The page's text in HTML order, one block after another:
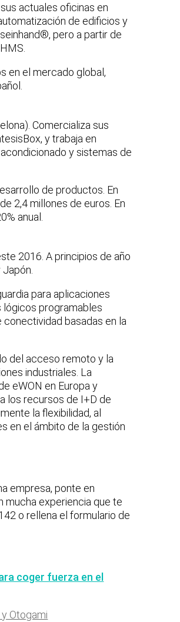
actuales oficinas en
de edificios y
pero a partir de
en el mercado global,
Comercializa sus
y trabaja en
y sistemas de
de productos. En
2,4 millones de euros. En
anual.
2016. A principios de año
para aplicaciones
programables
basadas en la
del acceso remoto y la
industriales. La
eWON en Europa y
los recursos de I+D de
la flexibilidad, al
en el ámbito de la gestión
empresa, ponte en
mucha experiencia que te
o rellena el formulario de
coger fuerza en el
Otogami